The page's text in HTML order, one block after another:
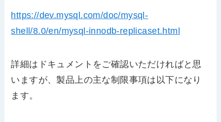
https://dev.mysql.com/doc/mysql-
shell/8.0/en/mysql-innodb-replicaset.html
詳細はドキュメントをご確認いただければと思
いますが、製品上の主な制限事項は以下になり
ます。